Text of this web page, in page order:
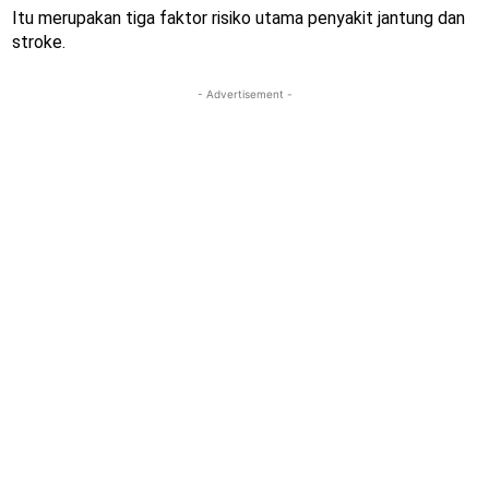
Itu merupakan tiga faktor risiko utama penyakit jantung dan
stroke.
- Advertisement -